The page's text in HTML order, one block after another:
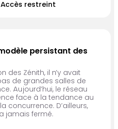
Accès restreint
persistant des
des Zénith, il n’y avait
de grandes salles de
Aujourd’hui, le réseau
face à la tendance au
concurrence. D’ailleurs,
jamais fermé.